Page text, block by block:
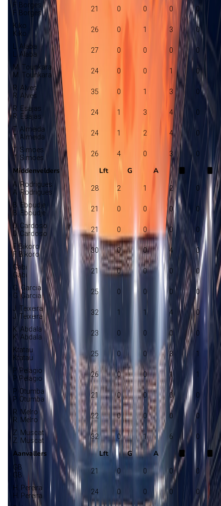
F. Borges
F. Borges
21 0 0 0 0
Kiko
Kiko
26 0 1 3 0
L. Alaba
L. Alaba
27 0 0 0 0
M. Tounkara
M. Tounkara
24 0 0 1 0
R. Alves
R. Alves
35 0 1 3 0
R. Esajas
R. Esajas
24 1 3 4 0
T. Almeida
T. Almeida
24 1 2 4 0
T. Simoes
T. Simoes
26 4 0 3 0
Middenvelders Lft G A
A. Rodrigues
A. Rodrigues
28 2 1 2 0
B. Eboudje
B. Eboudje
21 0 0 0 0
D. Cardoso
D. Cardoso
21 0 0 0 0
F. Bikoro
F. Bikoro
30 0 0 4 0
Gabi
Gabi
21 0 0 0 0
G. Garcia
G. Garcia
25 0 0 0 0
J. Teixeira
J. Teixeira
32 1 1 4 0
K. Abdala
K. Abdala
23 0 0 0 0
Ktatau
Ktatau
25 0 0 3 1
P. Pelagio
P. Pelagio
26 0 0 1 1
P. Otumba
P. Otumba
21 0 0 0 0
R. Melro
R. Melro
22 0 0 0 0
Z. Muscat
Z. Muscat
32 0 1 6 0
Aanvallers Lft G A
GB
GB
21 0 0 0 0
H. Pereira
H. Pereira
24 0 0 0 0